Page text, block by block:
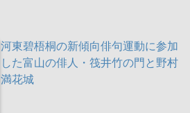
河東碧梧桐の新傾向俳句運動に参加
した富山の俳人・筏井竹の門と野村
満花城